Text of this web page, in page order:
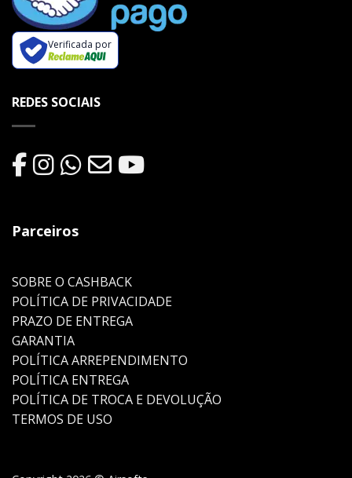
Verificada por
REDES SOCIAIS
Parceiros
SOBRE O CASHBACK
POLÍTICA DE PRIVACIDADE
PRAZO DE ENTREGA
GARANTIA
POLÍTICA ARREPENDIMENTO
POLÍTICA ENTREGA
POLÍTICA DE TROCA E DEVOLUÇÃO
TERMOS DE USO